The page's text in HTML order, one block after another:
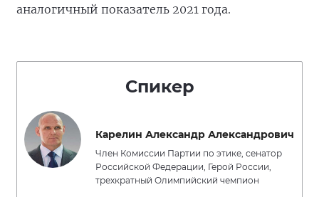
аналогичный показатель 2021 года.
Спикер
Карелин Александр Александрович
Член Комиссии Партии по этике, сенатор
Российской Федерации, Герой России,
трехкратный Олимпийский чемпион